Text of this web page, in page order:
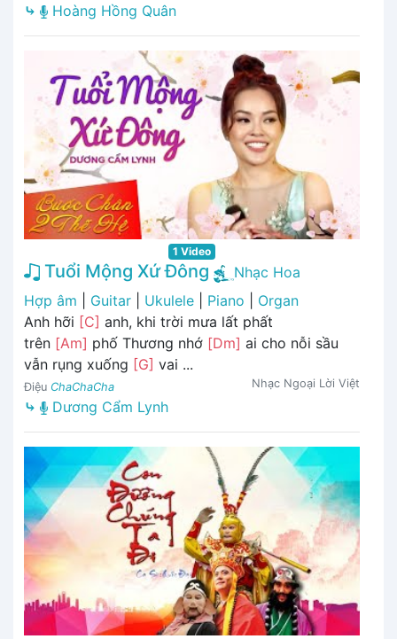
⤷ Hoàng Hồng Quân
1 Video
Tuổi Mộng Xứ Đông
Nhạc Hoa
Hợp âm
Guitar Ukulele Piano
Organ
Anh hỡi [C] anh, khi trời mưa lất phất
trên [Am] phố Thương nhớ [Dm] ai cho nỗi sầu
vẫn rụng xuống [G] vai ...
Điệu ChaChaCha Nhạc Ngoại Lời Việt
⤷ Dương Cẩm Lynh